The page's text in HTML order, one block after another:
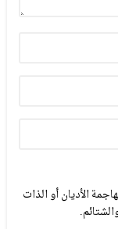
الأديان أو الذات